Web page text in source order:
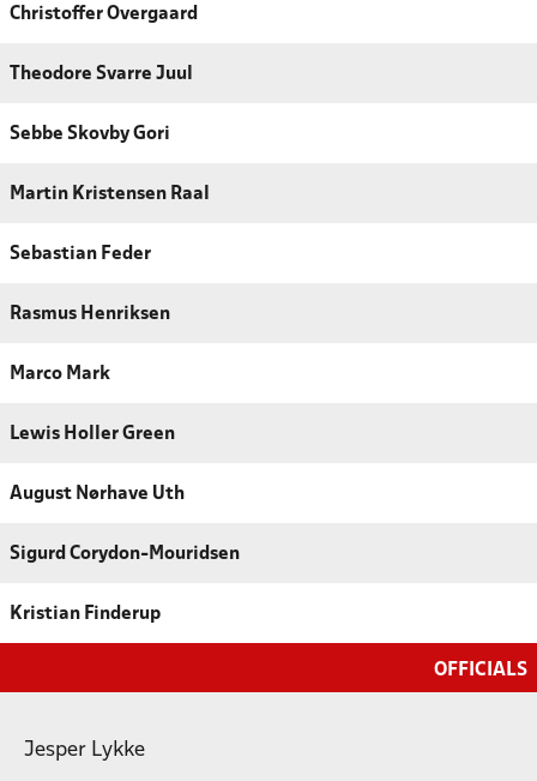
Christoffer Overgaard
Theodore Svarre Juul
Sebbe Skovby Gori
Martin Kristensen Raal
Sebastian Feder
Rasmus Henriksen
Marco Mark
Lewis Holler Green
August Nørhave Uth
Sigurd Corydon-Mouridsen
Kristian Finderup
OFFICIALS
Jesper Lykke